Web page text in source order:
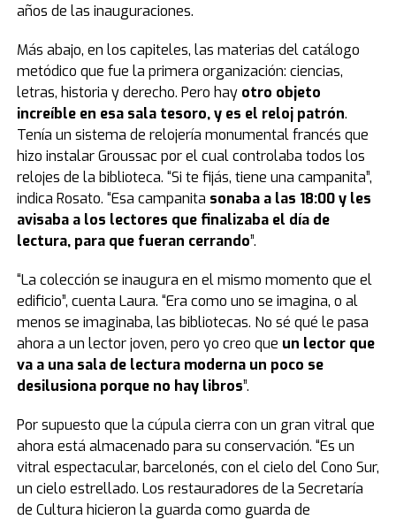
años de las inauguraciones.
Más abajo, en los capiteles, las materias del catálogo
metódico que fue la primera organización: ciencias,
letras, historia y derecho. Pero hayotro objeto
increíble en esa sala tesoro, y es el reloj patrón.
Tenía un sistema de relojería monumental francés que
hizo instalar Groussac por el cual controlaba todos los
relojes de la biblioteca. “Si te fijás, tiene una campanita”,
indica Rosato. “Esa campanita sonaba a las 18:00 y les
avisaba a los lectores que finalizaba el día de
lectura, para que fueran cerrando”.
“La colección se inaugura en el mismo momento que el
edificio”, cuenta Laura. “Era como uno se imagina, o al
menos se imaginaba, las bibliotecas. No sé qué le pasa
ahora a un lector joven, pero yo creo que un lector que
va a una sala de lectura moderna un poco se
desilusiona porque no hay libros”.
Por supuesto que la cúpula cierra con un gran vitral que
ahora está almacenado para su conservación. “Es un
vitral espectacular, barcelonés, con el cielo del Cono Sur,
un cielo estrellado. Los restauradores de la Secretaría
de Cultura hicieron la guarda como guarda de